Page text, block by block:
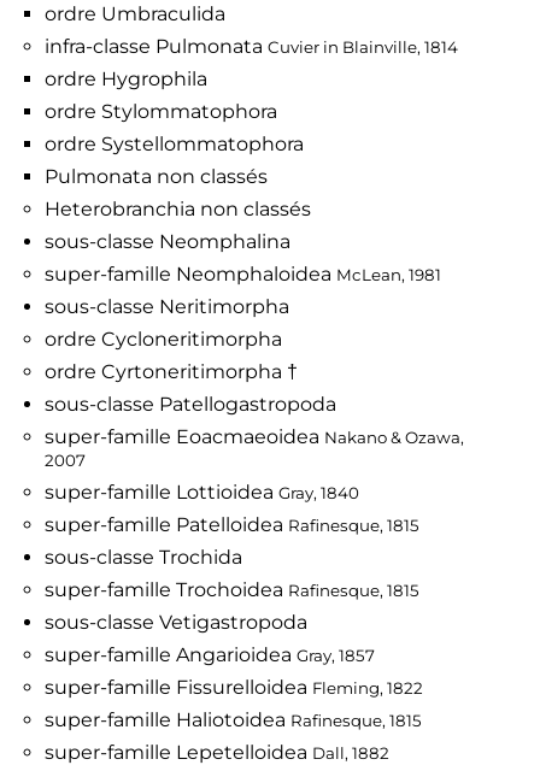
ordre Umbraculida
infra-classe Pulmonata Cuvier in Blainville, 1814
ordre Hygrophila
ordre Stylommatophora
ordre Systellommatophora
Pulmonata non classés
Heterobranchia non classés
sous-classe Neomphalina
super-famille Neomphaloidea McLean, 1981
sous-classe Neritimorpha
ordre Cycloneritimorpha
ordre Cyrtoneritimorpha †
sous-classe Patellogastropoda
super-famille Eoacmaeoidea Nakano & Ozawa,
2007
super-famille Lottioidea Gray, 1840
super-famille Patelloidea Rafinesque, 1815
sous-classe Trochida
super-famille Trochoidea Rafinesque, 1815
sous-classe Vetigastropoda
super-famille Angarioidea Gray, 1857
super-famille Fissurelloidea Fleming, 1822
super-famille Haliotoidea Rafinesque, 1815
super-famille Lepetelloidea Dall, 1882